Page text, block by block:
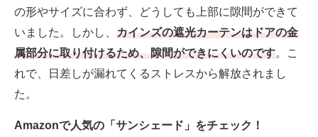
の形やサイズに合わず、どうしても上部に隙間ができて
いました。しかし、 カインズの遮光カーテンはドアの金
属部分に取り付けるため、隙間ができにくいのです。こ
れで、日差しが漏れてくるストレスから解放されまし
た。
Amazonで人気の「サンシェード」をチェック！